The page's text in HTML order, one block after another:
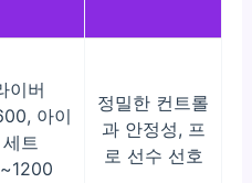
이버
아이
트
정밀한 컨트롤
과 안정성, 프
로 선수 선호